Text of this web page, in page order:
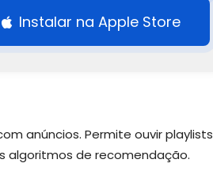
Instalar na Apple Store
anúncios. Permite ouvir playlists
algoritmos de recomendação.